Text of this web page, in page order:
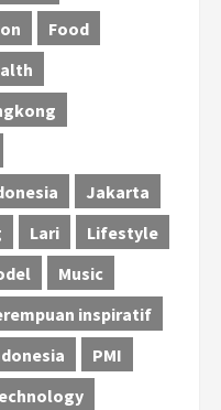
Food
Jakarta
Lari
Lifestyle
Music
inspiratif
PMI